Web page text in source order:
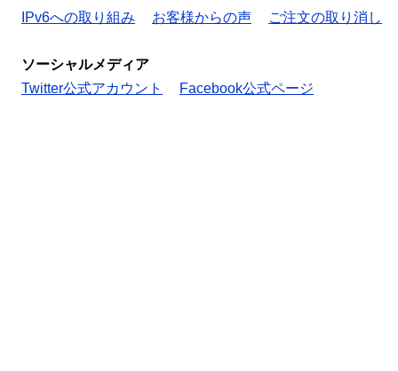
IPv6への取り組み
お客様からの声 ご注文の取り消し
ソーシャルメディア
Twitter公式アカウント
Facebook公式ページ